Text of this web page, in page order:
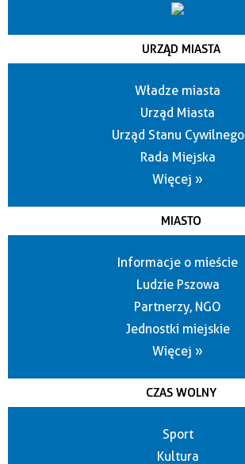
URZĄD MIASTA
Władze miasta
Urząd Miasta
Urząd Stanu Cywilnego
Rada Miejska
Więcej »
MIASTO
Informacje o mieście
Ludzie Pszowa
Partnerzy, NGO
Jednostki miejskie
Więcej »
CZAS WOLNY
Sport
Kultura